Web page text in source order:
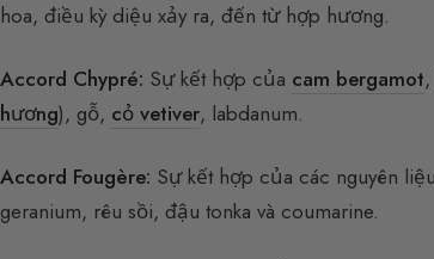
hoa, điều kỳ diệu xảy ra, đến từ hợp hương.
Accord Chypré: Sự kết hợp của cam bergamot
hương), gỗ, cỏ vetiver, labdanum.
Accord Fougère: Sự kết hợp của các nguyên
geranium, rêu sồi, đậu tonka và coumarine.